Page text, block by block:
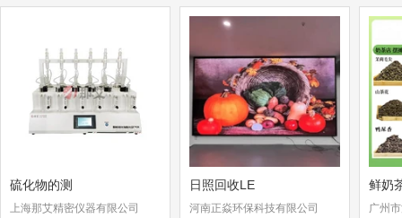
硫化物的测
上海那艾精密仪器有限公司
日照回收LE
河南正焱环保科技有限公司
鲜奶
广州